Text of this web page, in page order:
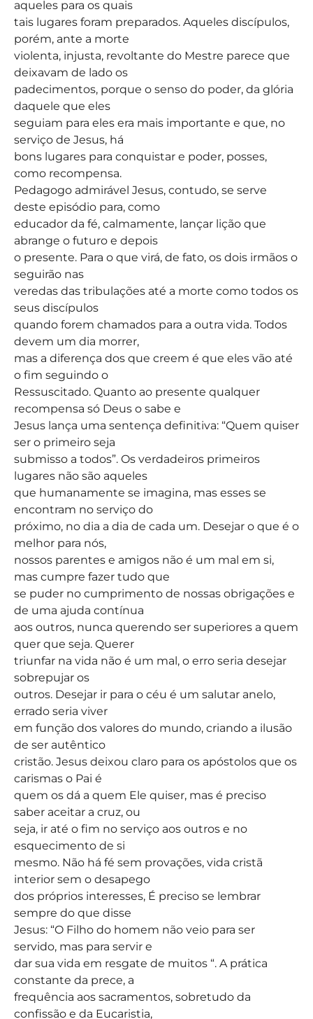
aqueles para os quais
tais lugares foram preparados. Aqueles discípulos,
porém, ante a morte
violenta, injusta, revoltante do Mestre parece que
deixavam de lado os
padecimentos, porque o senso do poder, da glória
daquele que eles
seguiam para eles era mais importante e que, no
serviço de Jesus, há
bons lugares para conquistar e poder, posses,
como recompensa.
Pedagogo admirável Jesus, contudo, se serve
deste episódio para, como
educador da fé, calmamente, lançar lição que
abrange o futuro e depois
o presente. Para o que virá, de fato, os dois irmãos o
seguirão nas
veredas das tribulações até a morte como todos os
seus discípulos
quando forem chamados para a outra vida. Todos
devem um dia morrer,
mas a diferença dos que creem é que eles vão até
o fim seguindo o
Ressuscitado. Quanto ao presente qualquer
recompensa só Deus o sabe e
Jesus lança uma sentença definitiva: “Quem quiser
ser o primeiro seja
submisso a todos”. Os verdadeiros primeiros
lugares não são aqueles
que humanamente se imagina, mas esses se
encontram no serviço do
próximo, no dia a dia de cada um. Desejar o que é o
melhor para nós,
nossos parentes e amigos não é um mal em si,
mas cumpre fazer tudo que
se puder no cumprimento de nossas obrigações e
de uma ajuda contínua
aos outros, nunca querendo ser superiores a quem
quer que seja. Querer
triunfar na vida não é um mal, o erro seria desejar
sobrepujar os
outros. Desejar ir para o céu é um salutar anelo,
errado seria viver
em função dos valores do mundo, criando a ilusão
de ser autêntico
cristão. Jesus deixou claro para os apóstolos que os
carismas o Pai é
quem os dá a quem Ele quiser, mas é preciso
saber aceitar a cruz, ou
seja, ir até o fim no serviço aos outros e no
esquecimento de si
mesmo. Não há fé sem provações, vida cristã
interior sem o desapego
dos próprios interesses, É preciso se lembrar
sempre do que disse
Jesus: “O Filho do homem não veio para ser
servido, mas para servir e
dar sua vida em resgate de muitos “. A prática
constante da prece, a
frequência aos sacramentos, sobretudo da
confissão e da Eucaristia,